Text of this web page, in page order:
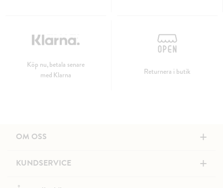
Köp nu, betala senare
med Klarna
Returnera i butik
OM OSS +
KUNDSERVICE +